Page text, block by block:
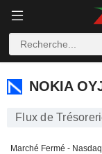
NOKIA OYJ
NOKIA
Flux de
Marché Fermé -